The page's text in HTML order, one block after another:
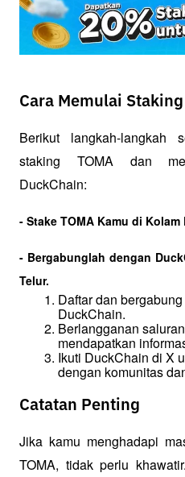
Cara Memulai Staking
Berikut langkah-langkah
staking TOMA dan
DuckChain:
- Stake TOMA Kamu di
- Bergabunglah dengan
Telur.
Daftar dan
DuckChain.
Berlangganan
mendapatkan
Ikuti DuckChain di X
dengan komunitas
Catatan Penting
Jika kamu menghadapi
TOMA, tidak perlu